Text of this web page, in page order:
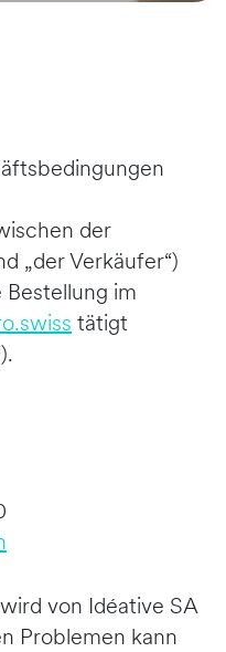
der
„der Verkäufer“)
Bestellung im
tätigt
von Idéative SA
Problemen kann